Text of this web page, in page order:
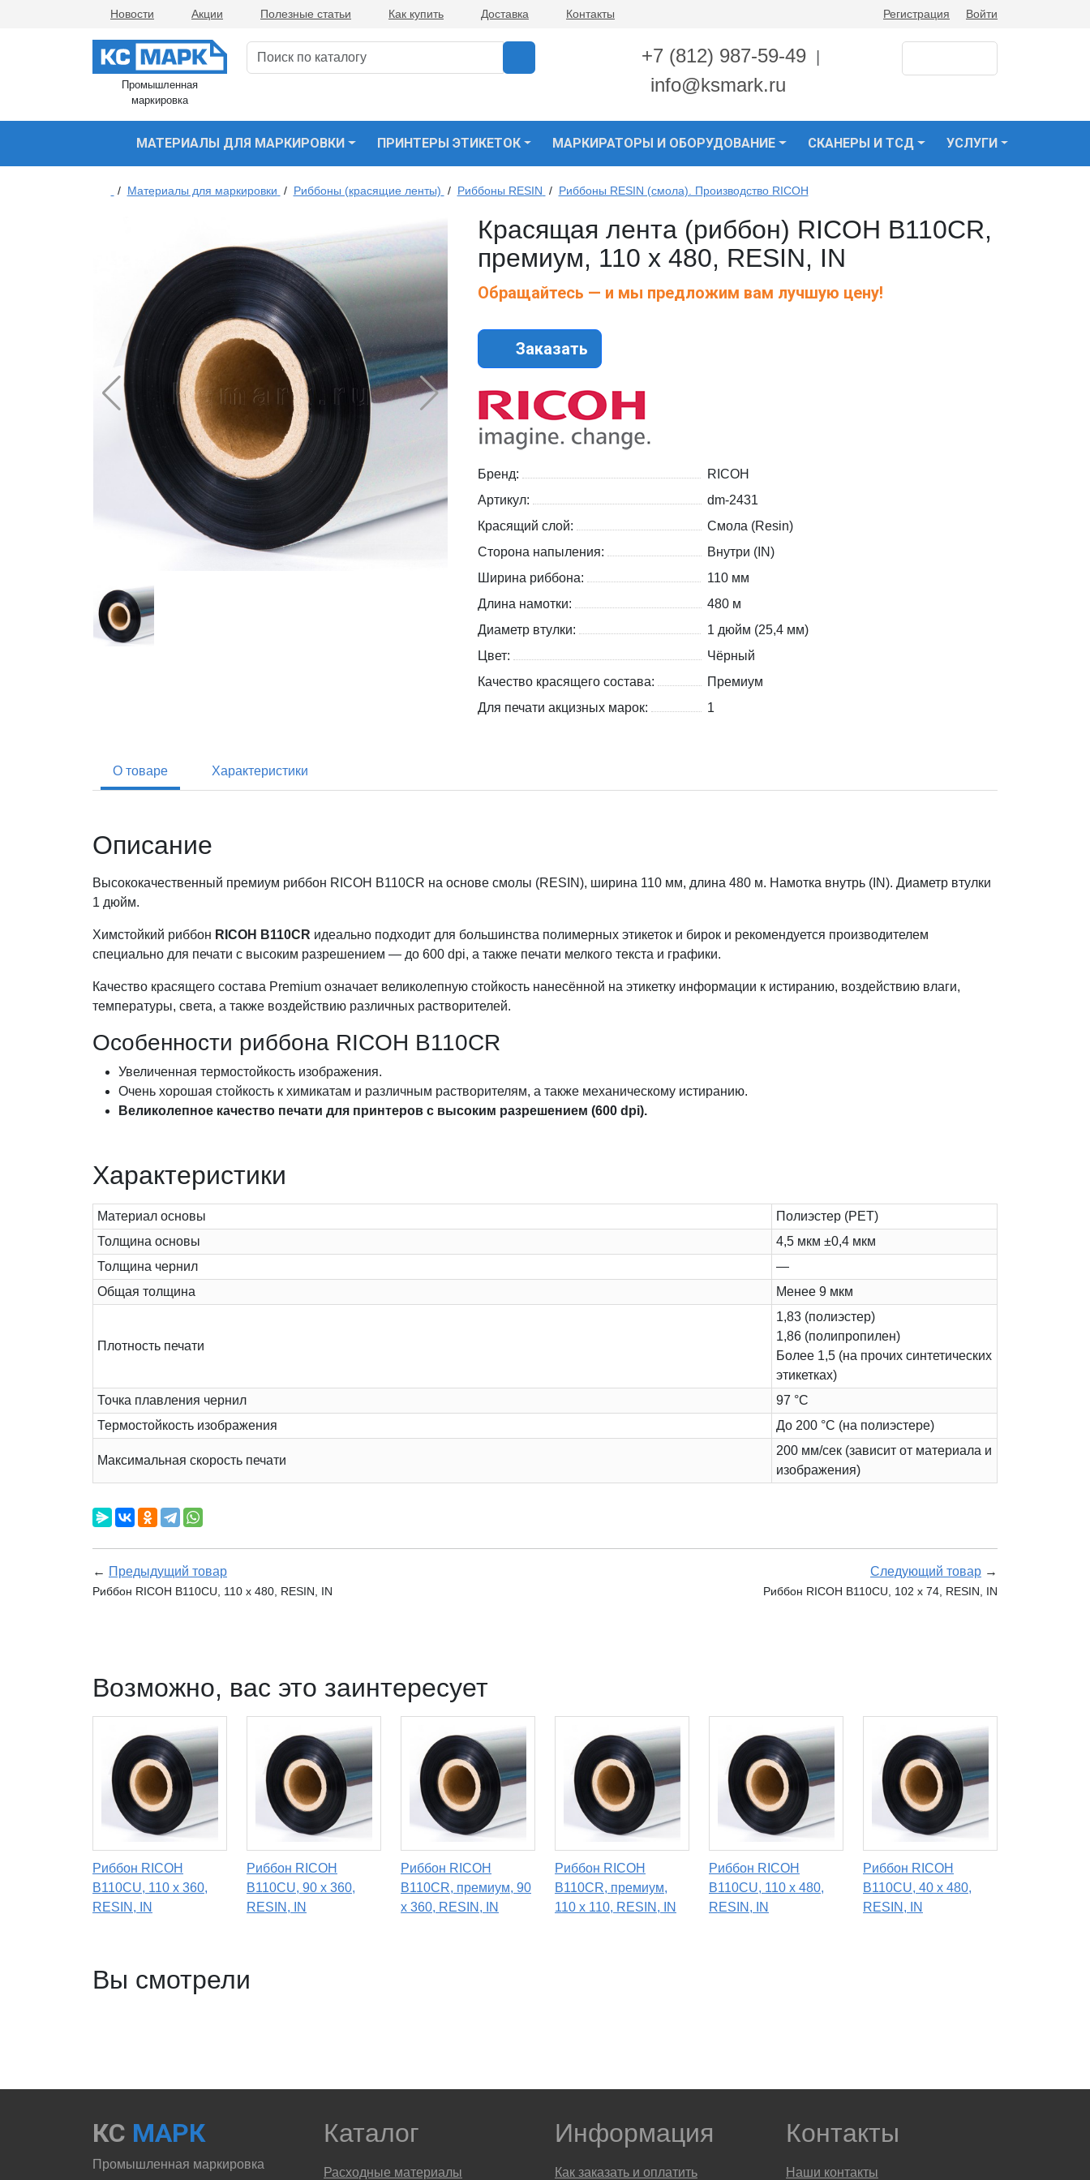
Новости Акции Полезные статьи Как купить Доставка Контакты Регистрация Войти
Промышленная
маркировка
+7 (812) 987-59-49
info@ksmark.ru
МАТЕРИАЛЫ ДЛЯ МАРКИРОВКИ ПРИНТЕРЫ ЭТИКЕТОК МАРКИРАТОРЫ И ОБОРУДОВАНИЕ СКАНЕРЫ И ТСД УСЛУГИ
/ Материалы для маркировки / Риббоны (красящие ленты) / Риббоны RESIN / Риббоны RESIN (смола). Производство RICOH
Красящая лента (риббон) RICOH B110CR,
премиум, 110 х 480, RESIN, IN
Обращайтесь — и мы предложим вам лучшую цену!
Заказать
Бренд:
RICOH
Артикул:
dm-2431
Красящий слой:
Смола (Resin)
Сторона напыления:
Внутри (IN)
Ширина риббона:
110 мм
Длина намотки:
480 м
Диаметр втулки:
1 дюйм (25,4 мм)
Цвет:
Чёрный
Качество красящего состава:
Премиум
Для печати акцизных марок:
1
О товаре Характеристики
Описание
Высококачественный премиум риббон RICOH B110CR на основе смолы (RESIN), ширина 110 мм, длина 480 м. Намотка внутрь (IN). Диаметр втулки
1 дюйм.
Химстойкий риббон RICOH B110CR идеально подходит для большинства полимерных этикеток и бирок и рекомендуется производителем
специально для печати с высоким разрешением — до 600 dpi, а также печати мелкого текста и графики.
Качество красящего состава Premium означает великолепную стойкость нанесённой на этикетку информации к истиранию, воздействию влаги,
температуры, света, а также воздействию различных растворителей.
Особенности риббона RICOH B110CR
Увеличенная термостойкость изображения.
Очень хорошая стойкость к химикатам и различным растворителям, а также механическому истиранию.
Великолепное качество печати для принтеров с высоким разрешением (600 dpi).
Характеристики
Материал основы
Полиэстер (PET)
Толщина основы
4,5 мкм ±0,4 мкм
Толщина чернил
—
Общая толщина
Менее 9 мкм
Плотность печати
1,83 (полиэстер)
1,86 (полипропилен)
Более 1,5 (на прочих синтетических
этикетках)
Точка плавления чернил
97 °C
Термостойкость изображения
До 200 °C (на полиэстере)
Максимальная скорость печати
200 мм/сек (зависит от материала и
изображения)
← Предыдущий товар
Риббон RICOH B110CU, 110 х 480, RESIN, IN
Следующий товар →
Риббон RICOH B110CU, 102 х 74, RESIN, IN
Возможно, вас это заинтересует
Риббон RICOH
B110CU, 110 х 360,
RESIN, IN
Риббон RICOH
B110CU, 90 x 360,
RESIN, IN
Риббон RICOH
B110CR, премиум, 90
x 360, RESIN, IN
Риббон RICOH
B110CR, премиум,
110 x 110, RESIN, IN
Риббон RICOH
B110CU, 110 х 480,
RESIN, IN
Риббон RICOH
B110CU, 40 х 480,
RESIN, IN
Вы смотрели
КС МАРК
Промышленная маркировка
Каталог
Расходные материалы
Информация
Как заказать и оплатить
Контакты
Наши контакты